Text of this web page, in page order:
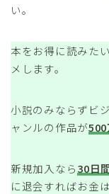
い。
本をお得に読みた
メします。
小説のみならずビ
ャンルの作品が
新規加入なら30日
に退会すればお金